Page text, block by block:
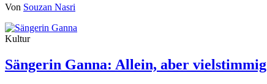
Von Souzan Nasri
Kultur
Sängerin Ganna: Allein, aber vielstimmig